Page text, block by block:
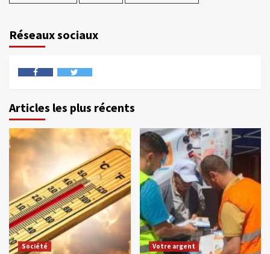
Réseaux sociaux
Articles les plus récents
Société Votre argent